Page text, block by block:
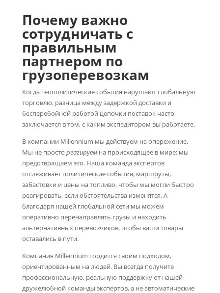
Почему важно
сотрудничать с
правильным
партнером по
грузоперевозкам
Когда геополитические события нарушают глобальную
торговлю, разница между задержкой доставки и
бесперебойной работой цепочки поставок часто
заключается в том, с каким экспедитором вы работаете.
В компании Millennium мы действуем на опережение.
Мы не просто реагируемна происходящее в мире; мы
предотвращаем это. Наша команда экспертов
отслеживает политические события, маршруты,
забастовки и цены на топливо, чтобы мы могли быстро
реагировать, если обстоятельства изменятся. А
благодаря нашей глобальной сети мы можем
оперативно перенаправлять грузы и находить
альтернативных перевозчиков, чтобы ваши товары
оставались в пути.
Компания Millennium гордится своим подходом,
ориентированным на людей. Вы всегда получите
профессиональную, реальную поддержку от нашей
дружелюбной команды экспертов, а не автоматические